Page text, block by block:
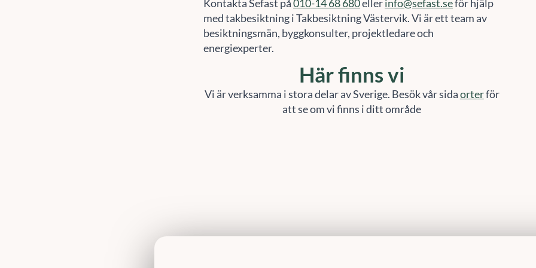
Kontakta Sefast på010-14 68 680ellerinfo@sefast.seför hjälp
med takbesiktning i Takbesiktning Västervik. Vi är ett team av
besiktningsmän, byggkonsulter, projektledare och
energiexperter.
Här finns vi
Vi är verksamma i stora delar av Sverige. Besök vår sidaorterför
att se om vi finns i ditt område